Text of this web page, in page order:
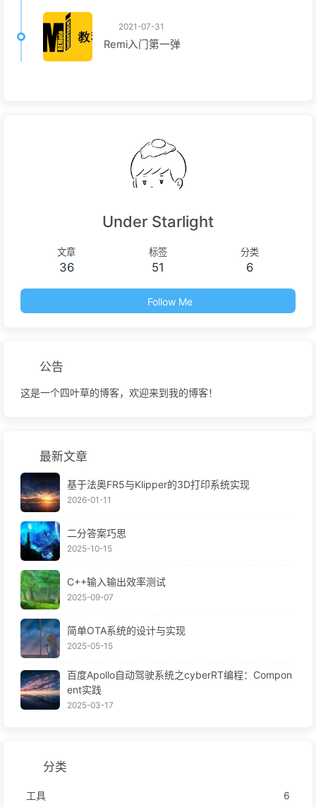
2021-07-31
Remi入门第一弹
Under Starlight
文章
36
标签
51
分类
6
Follow Me
公告
这是一个四叶草的博客，欢迎来到我的博客！
最新文章
基于法奥FR5与Klipper的3D打印系统实现
2026-01-11
二分答案巧思
2025-10-15
C++输入输出效率测试
2025-09-07
简单OTA系统的设计与实现
2025-05-15
百度Apollo自动驾驶系统之cyberRT编程：Compon
ent实践
2025-03-17
分类
工具
6